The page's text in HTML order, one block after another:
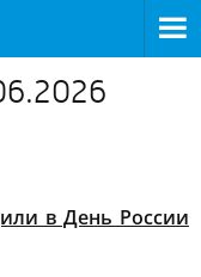
в День России